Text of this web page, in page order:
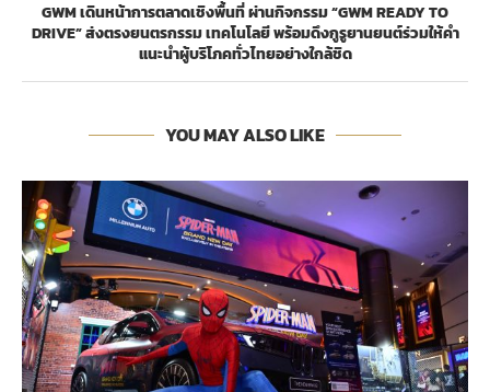
GWM เดินหน้าการตลาดเชิงพื้นที่ ผ่านกิจกรรม “GWM READY TO
DRIVE” ส่งตรงยนตรกรรม เทคโนโลยี พร้อมดึงกูรูยานยนต์ร่วมให้คำ
แนะนำผู้บริโภคทั่วไทยอย่างใกล้ชิด
YOU MAY ALSO LIKE